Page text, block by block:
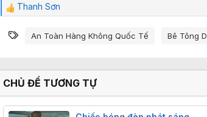
C
m
c
:
Thanh Sơn
Từ khóa
An Toàn Hàng Không Quốc Tế Bê Tông
CHỦ ĐỀ TƯƠNG TỰ